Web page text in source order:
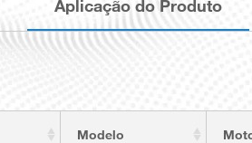
Aplicação do Produto
Modelo